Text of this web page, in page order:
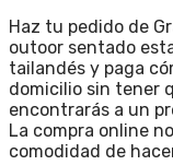
Haz tu pedido de
outoor sentado
tailandés y paga
domicilio sin tener
encontrarás a un
La compra online
comodidad de